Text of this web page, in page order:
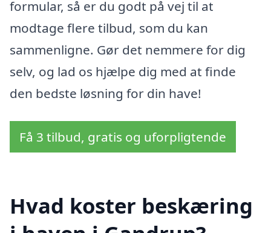
formular, så er du godt på vej til at
modtage flere tilbud, som du kan
sammenligne. Gør det nemmere for dig
selv, og lad os hjælpe dig med at finde
den bedste løsning for din have!
Få 3 tilbud, gratis og uforpligtende
Hvad koster beskæring